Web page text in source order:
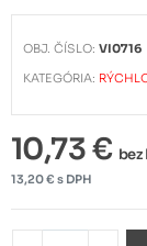
OBJ. ČÍSLO:VI0716
KATEGÓRIA:
10,73 € bez
13,20 € s DPH